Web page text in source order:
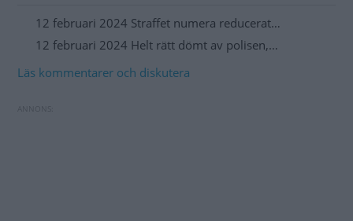
12 februari 2024 Straffet numera reducerat…
12 februari 2024 Helt rätt dömt av polisen,…
Läs kommentarer och diskutera